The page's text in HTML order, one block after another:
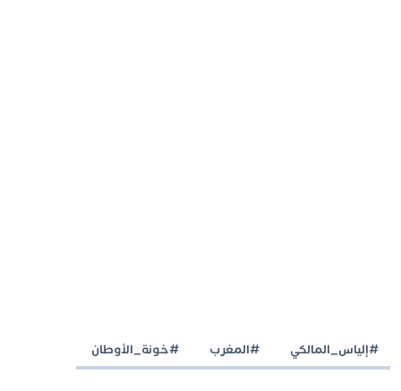
#إلياس_المالكي #المغرب #خونة_الأوطان